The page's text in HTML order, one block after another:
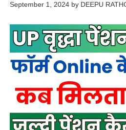
September 1, 2024 by DEEPU